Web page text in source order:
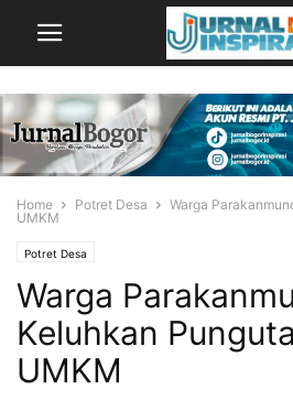
Home Potret Desa
Warga
UMKM
Potret Desa
Warga
Keluhkan
UMKM